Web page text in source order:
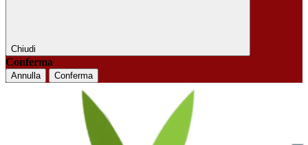
Chiudi
Conferma
Annulla Conferma